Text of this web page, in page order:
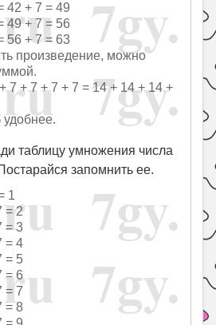
42 + 7 = 49
49 + 7 = 56
56 + 7 = 63
произведение, можно
7 + 7 + 7 + 7 = 14 + 14 + 14 +
таблицу умножения числа
запомнить ее.
1
= 2
= 3
= 4
= 5
= 6
= 7
= 8